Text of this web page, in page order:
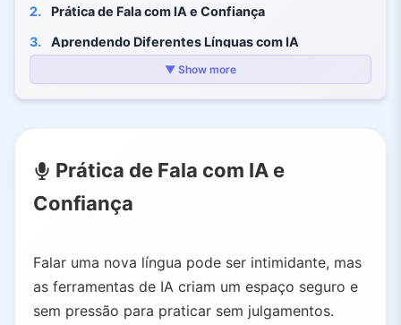
2.
Prática de Fala com IA e Confiança
3.
Aprendendo Diferentes Línguas com IA
Idiomas Mais Populares
4.2. Aprenda no Contexto, Não no Isolamento
4.3. Use Múltiplas Modalidades
4.5.
Aproveite o Feedback e as Correções Instantâneas
4.6. Revise Vocabulário com Repetição Espaçada
5. Principais Ferramentas com IA para Aprender Línguas
▼ Show more
Prática de Fala com IA e
Confiança
Falar uma nova língua pode ser intimidante, mas
as ferramentas de IA criam um espaço seguro e
sem pressão para praticar sem julgamentos.